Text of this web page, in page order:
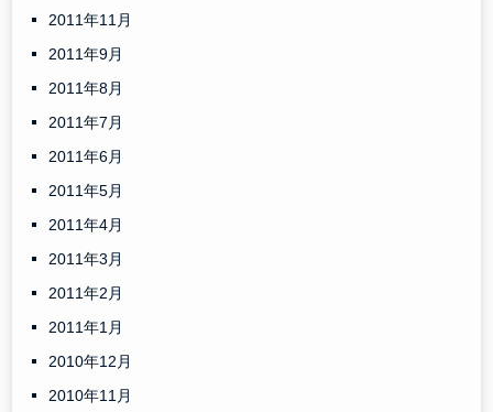
2011年11月
2011年9月
2011年8月
2011年7月
2011年6月
2011年5月
2011年4月
2011年3月
2011年2月
2011年1月
2010年12月
2010年11月